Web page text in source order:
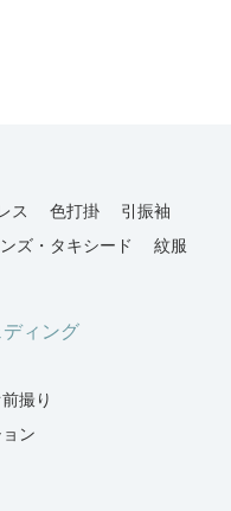
ス 色打掛
引振袖
ズ・タキシード
紋服
ィング
撮り
ン